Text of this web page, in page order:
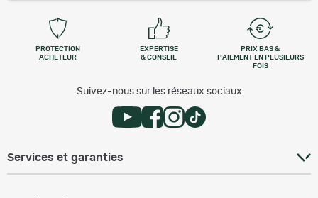
PROTECTION
ACHETEUR
EXPERTISE
& CONSEIL
PRIX BAS &
PAIEMENT EN PLUSIEURS
FOIS
Suivez-nous sur les réseaux sociaux
Services et garanties